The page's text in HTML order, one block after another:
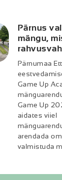
Pärnus
mängu,
Pärnumaa
Game Up
Game Up
aidates viiel
arendada
valmistuda